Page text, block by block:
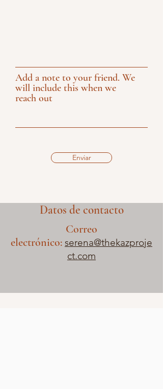
Add a note to your friend. We
will include this when we
reach out
Enviar
Datos de contacto
Correo
electrónico: serena@thekazproje
ct.com